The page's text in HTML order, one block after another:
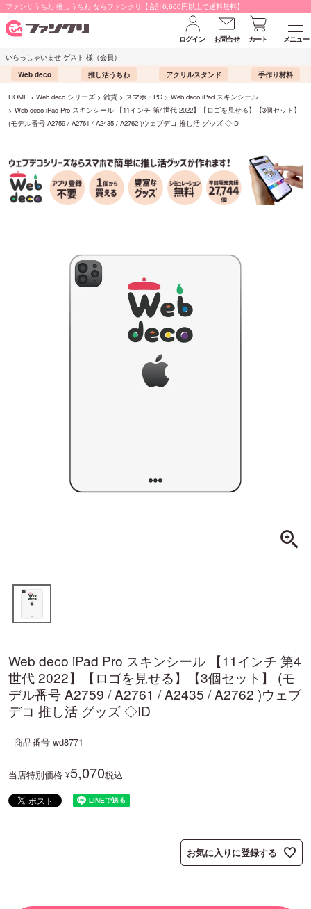
ファンサうちわ 推しうちわ ならファンクリ【合計6,600円以上で送料無料】
ログイン お問合せ カート
メニュー
いらっしゃいませ ゲスト 様（会員）
Web deco
推し活うちわ アクリルスタンド 手作り材料
HOME Web deco シリーズ 雑貨 スマホ・PC
Web deco iPad スキンシール
Web deco iPad Pro スキンシール 【11インチ 第4世代 2022】【ロゴを見せる】【3個セット】
(モデル番号 A2759 / A2761 / A2435 / A2762 )ウェブデコ 推し活 グッズ ◇ID
Web deco iPad Pro スキンシール 【11インチ 第4
世代 2022】【ロゴを見せる】【3個セット】 (モ
デル番号 A2759 / A2761 / A2435 / A2762 )ウェブ
デコ 推し活 グッズ ◇ID
商品番号 wd8771
当店特別価格 ¥5,070税込
お気に入りに登録する